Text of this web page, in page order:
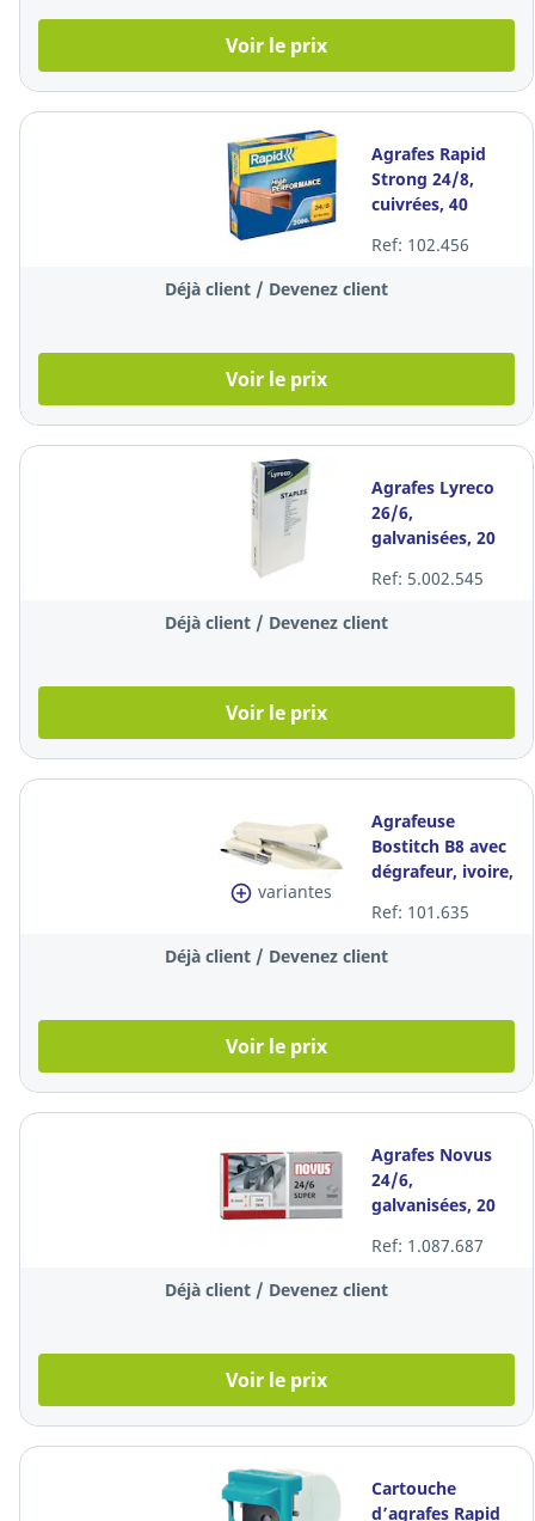
Voir le prix
Agrafes Rapid
Strong 24/8,
cuivrées, 40
agrafes
Ref: 102.456
Déjà client / Devenez client
Voir le prix
Agrafes Lyreco
26/6,
galvanisées, 20
agrafes
Ref: 5.002.545
Déjà client / Devenez client
Voir le prix
variantes
Agrafeuse
Bostitch B8 avec
dégrafeur, ivoire,
Ref: 101.635
Déjà client / Devenez client
Voir le prix
Agrafes Novus
24/6,
galvanisées, 20
agrafes
Ref: 1.087.687
Déjà client / Devenez client
Voir le prix
Cartouche
d’agrafes Rapid